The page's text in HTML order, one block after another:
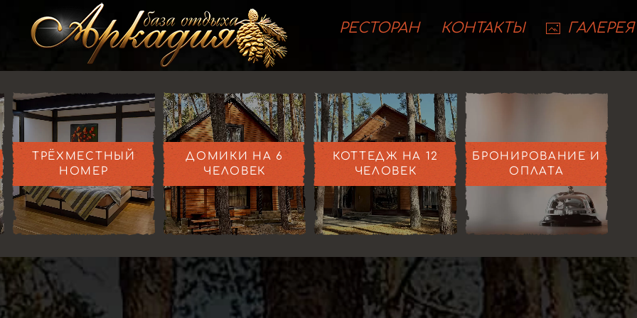
РЕСТОРАН КОНТАКТЫ ГАЛЕРЕЯ
ТРЁХМЕСТНЫЙ
НОМЕР
ДОМИКИ НА 6
ЧЕЛОВЕК
КОТТЕДЖ НА 12
ЧЕЛОВЕК
БРОНИРОВАНИЕ И
ОПЛАТА